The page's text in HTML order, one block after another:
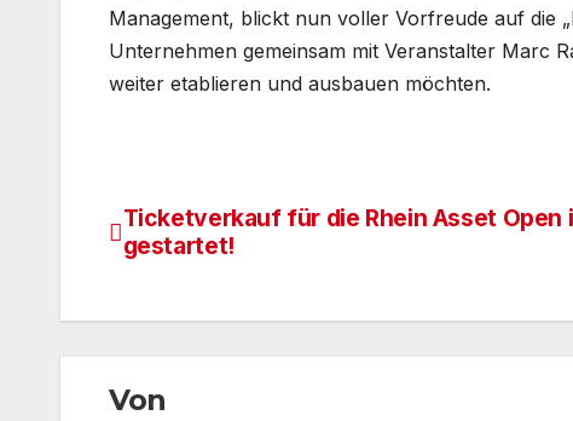
Management, blickt nun voller Vorfreude auf die
Unternehmen gemeinsam mit Veranstalter Marc
weiter etablieren und ausbauen möchten.
Beitragsnavigation
Ticketverkauf für die Rhein Asset Open
gestartet!
Von